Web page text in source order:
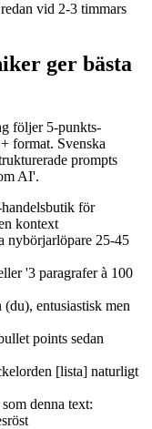
vid 2-3 timmars
ger bästa
följer 5-punkts-
format. Svenska
prompts
AI'.
för
kontext
nybörjarlöpare 25-45
'3 paragrafer à 100
entusiastisk men
points sedan
[lista] naturligt
denna text: